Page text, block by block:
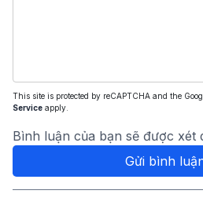
This site is protected by reCAPTCHA and the
Service apply.
Bình luận của bạn sẽ được xét
Gửi bình